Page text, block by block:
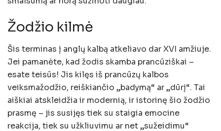
Žodžio kilmė
Šis terminas į anglų kalbą atkeliavo dar XVI amžiuje.
Jei pamanėte, kad žodis skamba prancūziškai –
esate teisūs! Jis kilęs iš prancūzų kalbos
veiksmažodžio, reiškiančio „badymą“ ar „dūrį“. Tai
aiškiai atskleidžia ir modernią, ir istorinę šio žodžio
prasmę – jis susijęs tiek su staigia emocine
reakcija, tiek su užkliuvimu ar net „sužeidimu“